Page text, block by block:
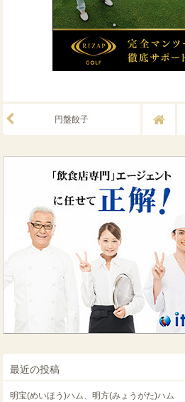
円盤餃子
最近の投稿
明宝(めいほう)ハム、明方(みょうがた)ハム